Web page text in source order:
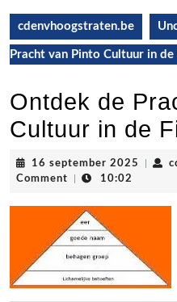
cdenvhoogstraten.be
Pracht van Pinto Cultuur in
Ontdek de
Cultuur in de
16 september 2025 16
Comment
10:02